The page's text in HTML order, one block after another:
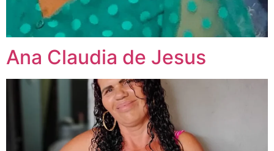
Ana Claudia de Jesus